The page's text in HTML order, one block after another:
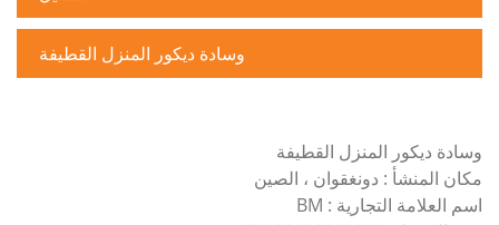
وسادة ديكور المنزل القطيفة
وسادة ديكور المنزل القطيفة
مكان المنشأ : دونغقوان ، الصين
اسم العلامة التجارية : BM